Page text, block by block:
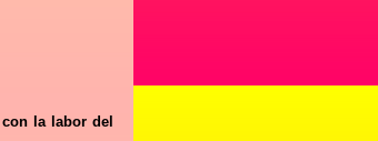
la labor del